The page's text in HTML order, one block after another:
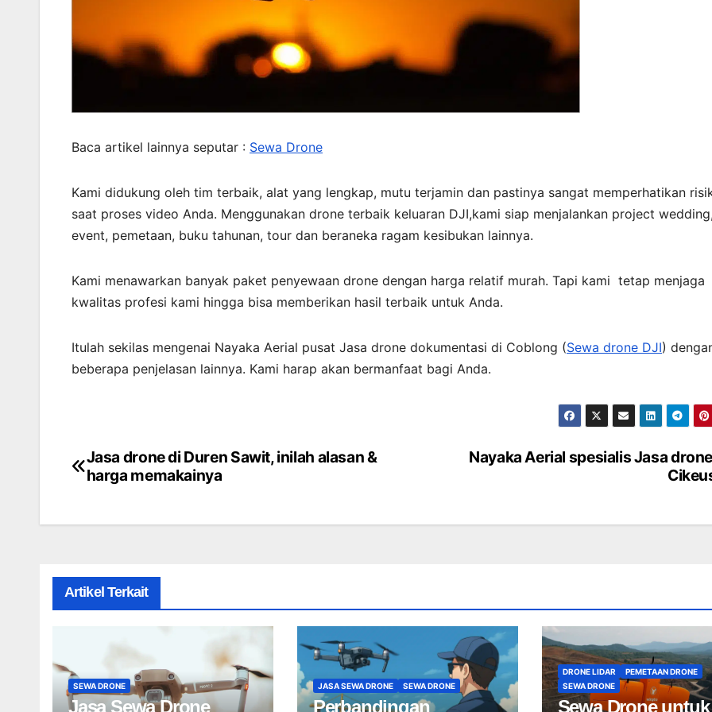
Baca artikel lainnya seputar : Sewa Drone
Kami didukung oleh tim terbaik, alat yang lengkap, mutu terjamin dan pastinya sangat memperhatikan
saat proses video Anda. Menggunakan drone terbaik keluaran DJI,kami siap menjalankan project wedding,
event, pemetaan, buku tahunan, tour dan beraneka ragam kesibukan lainnya.
Kami menawarkan banyak paket penyewaan drone dengan harga relatif murah. Tapi kami tetap menjaga
kwalitas profesi kami hingga bisa memberikan hasil terbaik untuk Anda.
Itulah sekilas mengenai Nayaka Aerial pusat Jasa drone dokumentasi di Coblong (Sewa drone DJI)
beberapa penjelasan lainnya. Kami harap akan bermanfaat bagi Anda.
Post
Nayaka Aerial spesialis Jasa
Jasa drone di Duren Sawit, inilah alasan &
harga memakainya
Artikel Terkait
SEWA DRONE
Jasa Sewa Drone
JASA SEWA DRONE SEWA DRONE
Perbandingan
DRONE LIDAR
PEMETAAN DRONE
SEWA DRONE
Sewa Drone untuk